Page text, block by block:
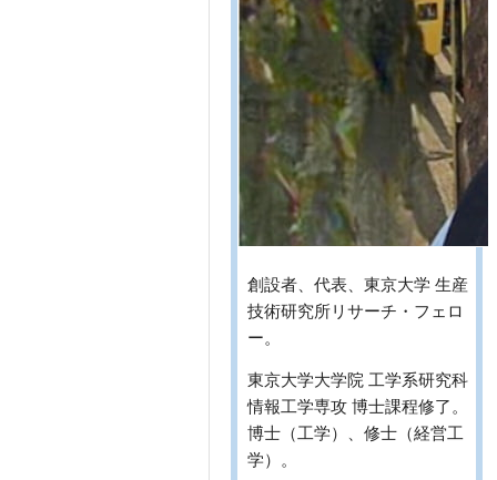
創設者、代表、東京大学 生産
技術研究所リサーチ・フェロ
ー。
東京大学大学院 工学系研究科
情報工学専攻 博士課程修了。
博士（工学）、修士（経営工
学）。